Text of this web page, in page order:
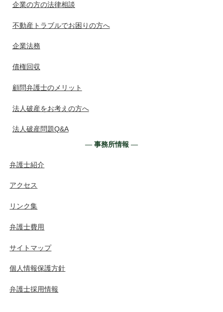
企業の方の法律相談
不動産トラブルでお困りの方へ
企業法務
債権回収
顧問弁護士のメリット
法人破産をお考えの方へ
法人破産問題Q&A
― 事務所情報 ―
弁護士紹介
アクセス
リンク集
弁護士費用
サイトマップ
個人情報保護方針
弁護士採用情報